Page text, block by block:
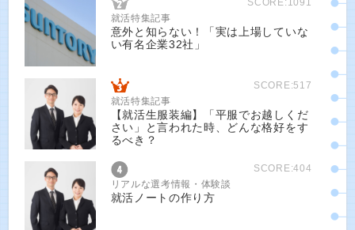
SCORE:1091
就活特集記事
意外と知らない！「実は上場していな
い有名企業32社」
SCORE:517
就活特集記事
【就活生服装編】「平服でお越しくだ
さい」と言われた時、どんな格好をす
るべき？
SCORE:404
リアルな選考情報・体験談
就活ノートの作り方